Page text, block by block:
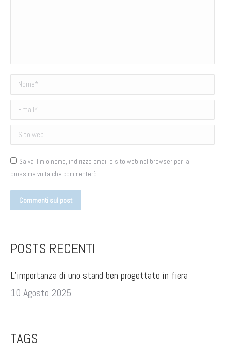
Nome *
Email *
Sito web
Salva il mio nome, indirizzo email e sito web nel browser per la
prossima volta che commenterò.
Commenti sul post
POSTS RECENTI
L’importanza di uno stand ben progettato in fiera
10 Agosto 2025
TAGS